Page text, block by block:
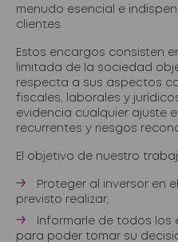
menudo esencial e
clientes.
Estos encargos consisten
limitada de la sociedad
respecta a sus aspectos
fiscales, laborales y
evidencia cualquier ajuste
recurrentes y riesgos
El objetivo de nuestro
Proteger al inversor en
previsto realizar,
Informarle de todos los
para poder tomar su